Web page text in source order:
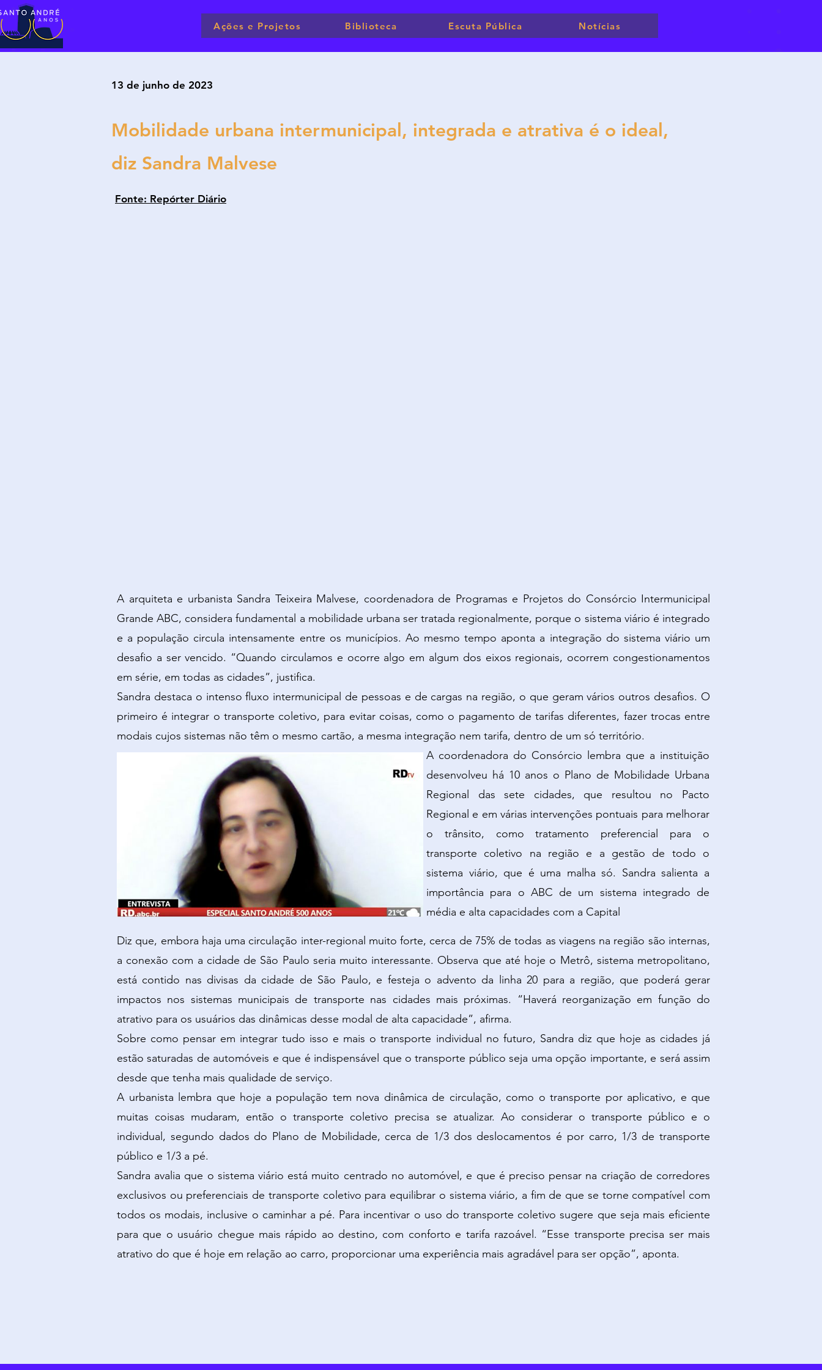
Ações e Projetos Biblioteca Escuta Pública Notícias
13 de junho de 2023
Mobilidade urbana intermunicipal, integrada e atrativa é o ideal,
diz Sandra Malvese
Fonte: Repórter Diário
A arquiteta e urbanista Sandra Teixeira Malvese, coordenadora de Programas e Projetos do Consórcio Intermunicipal
Grande ABC, considera fundamental a mobilidade urbana ser tratada regionalmente, porque o sistema viário é integrado
e a população circula intensamente entre os municípios. Ao mesmo tempo aponta a integração do sistema viário um
desafio a ser vencido. “Quando circulamos e ocorre algo em algum dos eixos regionais, ocorrem congestionamentos
em série, em todas as cidades”, justifica.
Sandra destaca o intenso fluxo intermunicipal de pessoas e de cargas na região, o que geram vários outros desafios. O
primeiro é integrar o transporte coletivo, para evitar coisas, como o pagamento de tarifas diferentes, fazer trocas entre
modais cujos sistemas não têm o mesmo cartão, a mesma integração nem tarifa, dentro de um só território.
A coordenadora do Consórcio lembra que a instituição
desenvolveu há 10 anos o Plano de Mobilidade Urbana
Regional das sete cidades, que resultou no Pacto
Regional e em várias intervenções pontuais para melhorar
o trânsito, como tratamento preferencial para o
transporte coletivo na região e a gestão de todo o
sistema viário, que é uma malha só. Sandra salienta a
importância para o ABC de um sistema integrado de
média e alta capacidades com a Capital
Diz que, embora haja uma circulação inter-regional muito forte, cerca de 75% de todas as viagens na região são internas,
a conexão com a cidade de São Paulo seria muito interessante. Observa que até hoje o Metrô, sistema metropolitano,
está contido nas divisas da cidade de São Paulo, e festeja o advento da linha 20 para a região, que poderá gerar
impactos nos sistemas municipais de transporte nas cidades mais próximas. “Haverá reorganização em função do
atrativo para os usuários das dinâmicas desse modal de alta capacidade”, afirma.
Sobre como pensar em integrar tudo isso e mais o transporte individual no futuro, Sandra diz que hoje as cidades já
estão saturadas de automóveis e que é indispensável que o transporte público seja uma opção importante, e será assim
desde que tenha mais qualidade de serviço.
A urbanista lembra que hoje a população tem nova dinâmica de circulação, como o transporte por aplicativo, e que
muitas coisas mudaram, então o transporte coletivo precisa se atualizar. Ao considerar o transporte público e o
individual, segundo dados do Plano de Mobilidade, cerca de 1/3 dos deslocamentos é por carro, 1/3 de transporte
público e 1/3 a pé.
Sandra avalia que o sistema viário está muito centrado no automóvel, e que é preciso pensar na criação de corredores
exclusivos ou preferenciais de transporte coletivo para equilibrar o sistema viário, a fim de que se torne compatível com
todos os modais, inclusive o caminhar a pé. Para incentivar o uso do transporte coletivo sugere que seja mais eficiente
para que o usuário chegue mais rápido ao destino, com conforto e tarifa razoável. “Esse transporte precisa ser mais
atrativo do que é hoje em relação ao carro, proporcionar uma experiência mais agradável para ser opção”, aponta.